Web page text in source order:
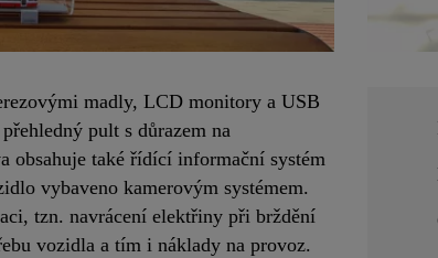
madly, LCD monitory a USB
pult s důrazem na
obsahuje také řídící informační systém
vybaveno kamerovým systémem.
tzn. navrácení elektřiny při brždění
vozidla a tím i náklady na provoz.